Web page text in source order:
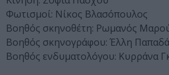
Φωτισμοί: Νίκος Βλασόπουλος
Βοηθός σκηνοθέτη: Ρωμανός
Βοηθός σκηνογράφου: Έλλη
Βοηθός ενδυματολόγου: Κυρράνα